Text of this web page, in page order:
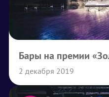
Бары на премии
2 декабря 2019